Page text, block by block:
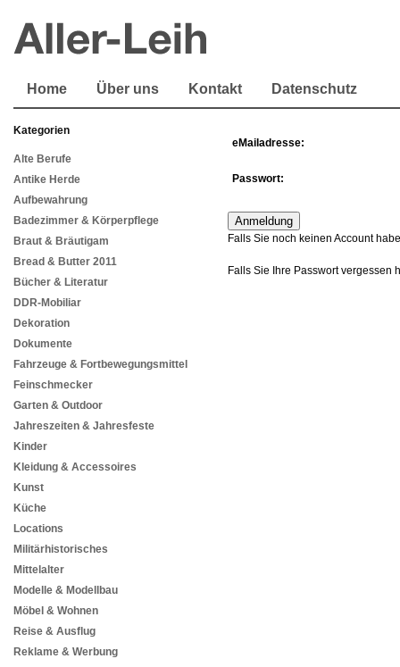
Home Über uns Kontakt Datenschutz
Kategorien
Alte Berufe
Antike Herde
Aufbewahrung
Badezimmer & Körperpflege
Braut & Bräutigam
Bread & Butter 2011
Bücher & Literatur
DDR-Mobiliar
Dekoration
Dokumente
Fahrzeuge & Fortbewegungsmittel
Feinschmecker
Garten & Outdoor
Jahreszeiten & Jahresfeste
Kinder
Kleidung & Accessoires
Kunst
Küche
Locations
Militärhistorisches
Mittelalter
Modelle & Modellbau
Möbel & Wohnen
Reise & Ausflug
Reklame & Werbung
eMailadresse:
Passwort:
Falls Sie noch keinen Account
Falls Sie Ihre Passwort vergessen